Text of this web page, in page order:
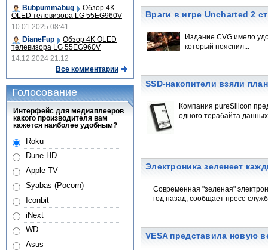
Враги в игре Uncharted 2
Издание CVG имело
который пояснил...
SSD-накопители взяли
Компания pureSilicon
одного терабайта
Электроника зеленеет
Современная "зеленая"
год назад, сообщает пресс-
VESA представила новую
Bubpummabug
Обзор 4K
OLED телевизора LG 55EG960V
10.01.2025 08:41
DianeFup
Обзор 4K OLED
телевизора LG 55EG960V
14.12.2024 21:12
Все комментарии
Голосование
Интерфейс для медиаплееров
какого производителя вам
кажется наиболее удобным?
Roku
Dune HD
Apple TV
Syabas (Pocorn)
Iconbit
iNext
WD
Asus